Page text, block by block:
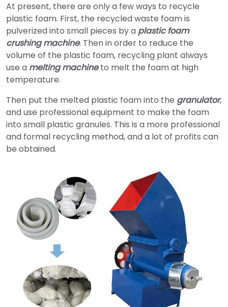
At present, there are only a few ways to recycle
plastic foam. First, the recycled waste foam is
pulverized into small pieces by a plastic foam
crushing machine. Then in order to reduce the
volume of the plastic foam, recycling plant always
use a melting machineto melt the foam at high
temperature.
Then put the melted plastic foam into the granulator,
and use professional equipment to make the foam
into small plastic granules. This is a more professional
and formal recycling method, and a lot of profits can
be obtained.